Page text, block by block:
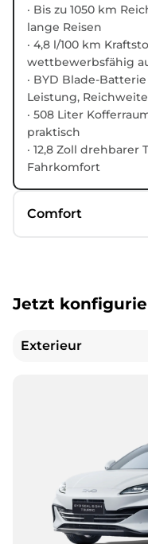
· Bis zu 1050 km
lange Reisen
· 4,8 l/100 km
wettbewerbsfähig
· BYD Blade-
Leistung,
· 508 Liter
praktisch
· 12,8 Zoll drehbarer
Fahrkomfort
Comfort
Jetzt
Exterieur